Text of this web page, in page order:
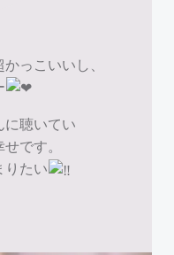
っこいいし、
に聴いてい
です。
りたい